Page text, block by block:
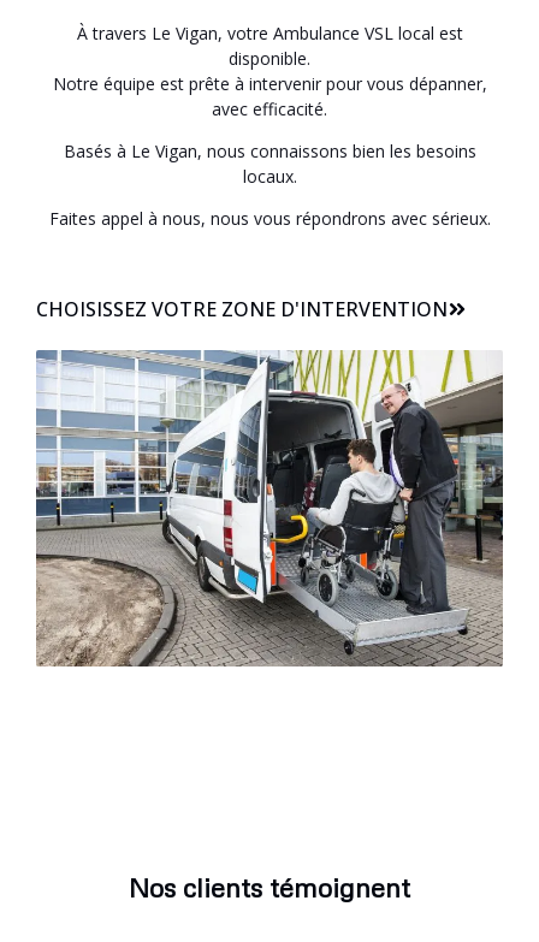
À travers Le Vigan, votre Ambulance VSL local est
disponible.
Notre équipe est prête à intervenir pour vous dépanner,
avec efficacité.
Basés à Le Vigan, nous connaissons bien les besoins
locaux.
Faites appel à nous, nous vous répondrons avec sérieux.
CHOISISSEZ VOTRE ZONE D'INTERVENTION
Nos clients témoignent